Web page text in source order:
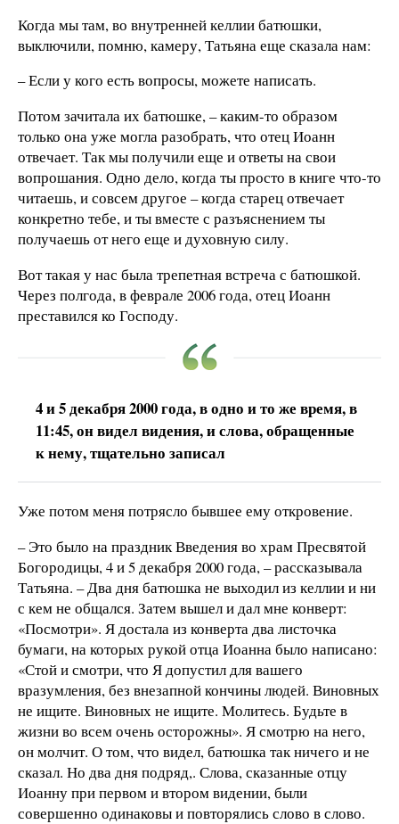
Когда мы там, во внутренней келлии батюшки,
выключили, помню, камеру, Татьяна еще сказала нам:
– Если у кого есть вопросы, можете написать.
Потом зачитала их батюшке, – каким-то образом
только она уже могла разобрать, что отец Иоанн
отвечает. Так мы получили еще и ответы на свои
вопрошания. Одно дело, когда ты просто в книге что-то
читаешь, и совсем другое – когда старец отвечает
конкретно тебе, и ты вместе с разъяснением ты
получаешь от него еще и духовную силу.
Вот такая у нас была трепетная встреча с батюшкой.
Через полгода, в феврале 2006 года, отец Иоанн
преставился ко Господу.
4 и 5 декабря 2000 года, в одно и то же время, в
11:45, он видел видения, и слова, обращенные
к нему, тщательно записал
Уже потом меня потрясло бывшее ему откровение.
– Это было на праздник Введения во храм Пресвятой
Богородицы, 4 и 5 декабря 2000 года, – рассказывала
Татьяна. – Два дня батюшка не выходил из келлии и ни
с кем не общался. Затем вышел и дал мне конверт:
«Посмотри». Я достала из конверта два листочка
бумаги, на которых рукой отца Иоанна было написано:
«Стой и смотри, что Я допустил для вашего
вразумления, без внезапной кончины людей. Виновных
не ищите. Виновных не ищите. Молитесь. Будьте в
жизни во всем очень осторожны». Я смотрю на него,
он молчит. О том, что видел, батюшка так ничего и не
сказал. Но два дня подряд,. Слова, сказанные отцу
Иоанну при первом и втором видении, были
совершенно одинаковы и повторялись слово в слово.